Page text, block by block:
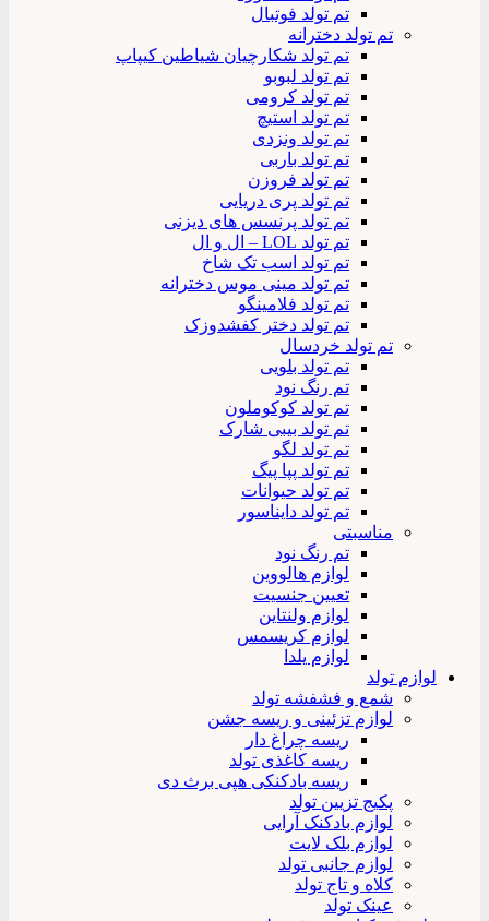
تم تولد فوتبال
تم تولد دخترانه
تم تولد شکارچیان شیاطین کیپاپ
تم تولد لبوبو
تم تولد کرومی
تم تولد استیچ
تم تولد ونزدی
تم تولد باربی
تم تولد فروزن
تم تولد پری دریایی
تم تولد پرنسس های دیزنی
تم تولد LOL – ال و ال
تم تولد اسب تک شاخ
تم تولد مینی موس دخترانه
تم تولد فلامینگو
تم تولد دختر کفشدوزک
تم تولد خردسال
تم تولد بلویی
تم رنگ نود
تم تولد کوکوملون
تم تولد بیبی شارک
تم تولد لگو
تم تولد پپا پیگ
تم تولد حیوانات
تم تولد دایناسور
مناسبتی
تم رنگ نود
لوازم هالووین
تعیین جنسیت
لوازم ولنتاین
لوازم کریسمس
لوازم یلدا
لوازم تولد
شمع و فشفشه تولد
لوازم تزئینی و ریسه جشن
ریسه چراغ دار
ریسه کاغذی تولد
ریسه بادکنکی هپی برث دی
پکیج تزیین تولد
لوازم بادکنک آرایی
لوازم بلک لایت
لوازم جانبی تولد
کلاه و تاج تولد
عینک تولد